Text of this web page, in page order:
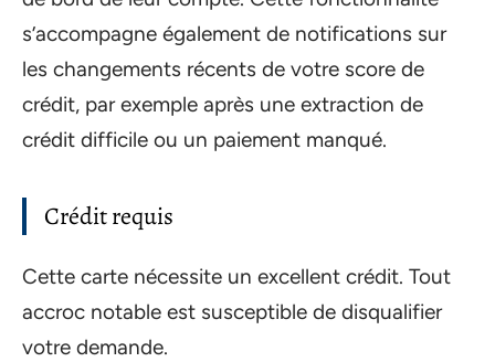
s’accompagne également de notifications sur
les changements récents de votre score de
crédit, par exemple après une extraction de
crédit difficile ou un paiement manqué.
Crédit requis
Cette carte nécessite un excellent crédit. Tout
accroc notable est susceptible de disqualifier
votre demande.